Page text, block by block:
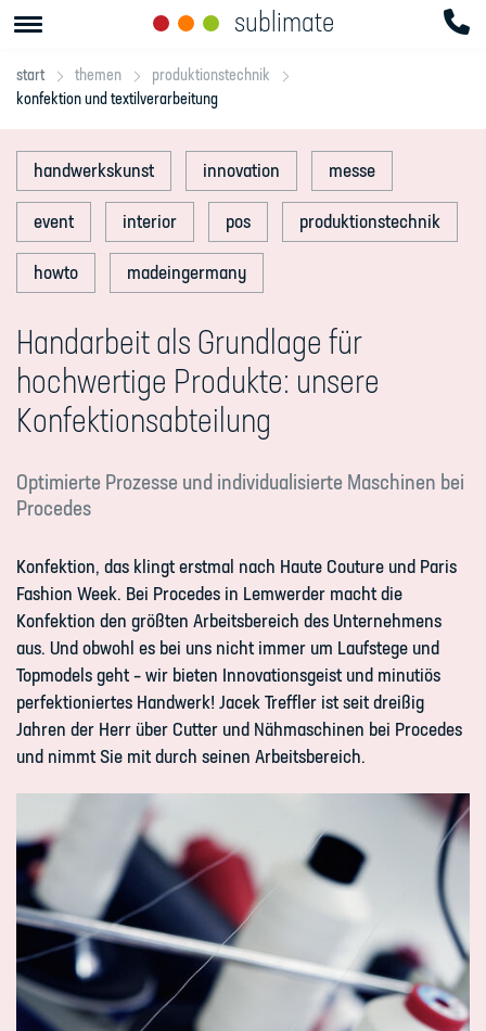
start themen
produktionstechnik
konfektion und textilverarbeitung
handwerkskunst innovation messe
event interior pos produktionstechnik
howto madeingermany
Handarbeit als Grundlage für
hochwertige Produkte: unsere
Konfektionsabteilung
Optimierte Prozesse und individualisierte Maschinen bei
Procedes
Konfektion, das klingt erstmal nach Haute Couture und Paris
Fashion Week. Bei Procedes in Lemwerder macht die
Konfektion den größten Arbeitsbereich des Unternehmens
aus. Und obwohl es bei uns nicht immer um Laufstege und
Topmodels geht – wir bieten Innovationsgeist und minutiös
perfektioniertes Handwerk! Jacek Treffler ist seit dreißig
Jahren der Herr über Cutter und Nähmaschinen bei Procedes
und nimmt Sie mit durch seinen Arbeitsbereich.
sublimate